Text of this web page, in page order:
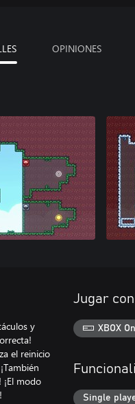
OPINIONES
y
el reinicio
modo
Jugar con
XBOX
Single